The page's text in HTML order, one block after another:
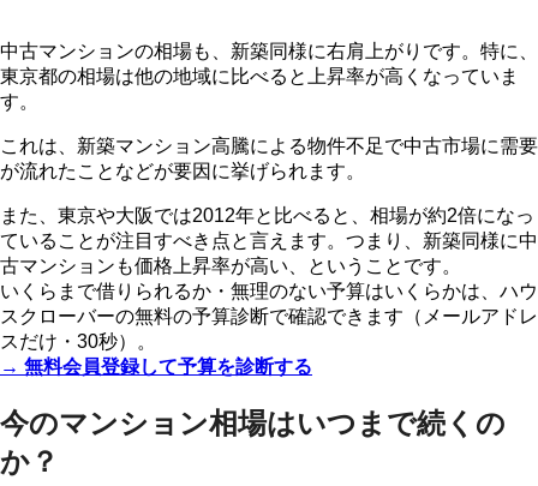
15 314.7 206.9 178
16332.8 218.7
180.6
17341.9 226
191.5
20
412.8 246.5
229.7
21423.1 261.7 247.6
要
都
の
中
古
マ
ン
シ
ョ
ン
相
場
（成
約
㎡
ョン相場（成約㎡単価）
東京都
大阪 愛知
4
48.73 24.8
20.4
7
50.35 24.3
19
2013.1 49.99 25.3 21
4
51.47 24.7
20.2
7
51.93 25.3
20.9
10
53.72 26.7
20.2
2014.1
53.8 26.5
21.6
4
57.35 27.1 21.8
7
54.47
10
58.46 27.8 22.2
4
59.74 27.5 22.9
7
60.28 27.6 21.5
中古マンションの相場も、新築同様に右肩上がりです。特に、
東京都の相場は他の地域に比べると上昇率が高くなっていま
す。
これは、新築マンション高騰による物件不足で中古市場に需要
が流れたことなどが要因に挙げられます。
また、東京や大阪では2012年と比べると、相場が約2倍になっ
ていることが注目すべき点と言えます。つまり、新築同様に中
古マンションも価格上昇率が高い、ということです。
いくらまで借りられるか・無理のない予算はいくらかは、ハウ
スクローバーの無料の予算診断で確認できます（メールアドレ
スだけ・30秒）。
→ 無料会員登録して予算を診断する
今のマンション相場はいつまで続くの
か？